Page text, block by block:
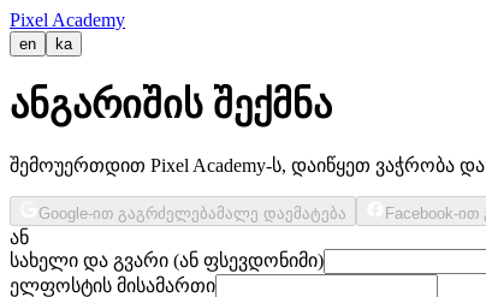
Pixel Academy
en ka
ანგარიშის შექმნა
შემოუერთდით Pixel Academy-ს, დაიწყეთ ვაჭრობა
Google-ით გაგრძელებამალე დაემატება Facebook-
ან
სახელი და გვარი (ან ფსევდონიმი)
ელფოსტის მისამართი